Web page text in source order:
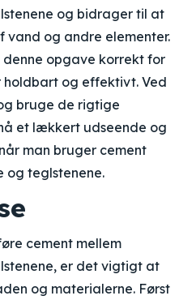
og bidrager til at
og andre elementer.
opgave korrekt for
og effektivt. Ved
bruge de rigtige
et lækkert udseende og
man bruger cement
og teglstenene.
cement mellem
er det vigtigt at
og materialerne. Først